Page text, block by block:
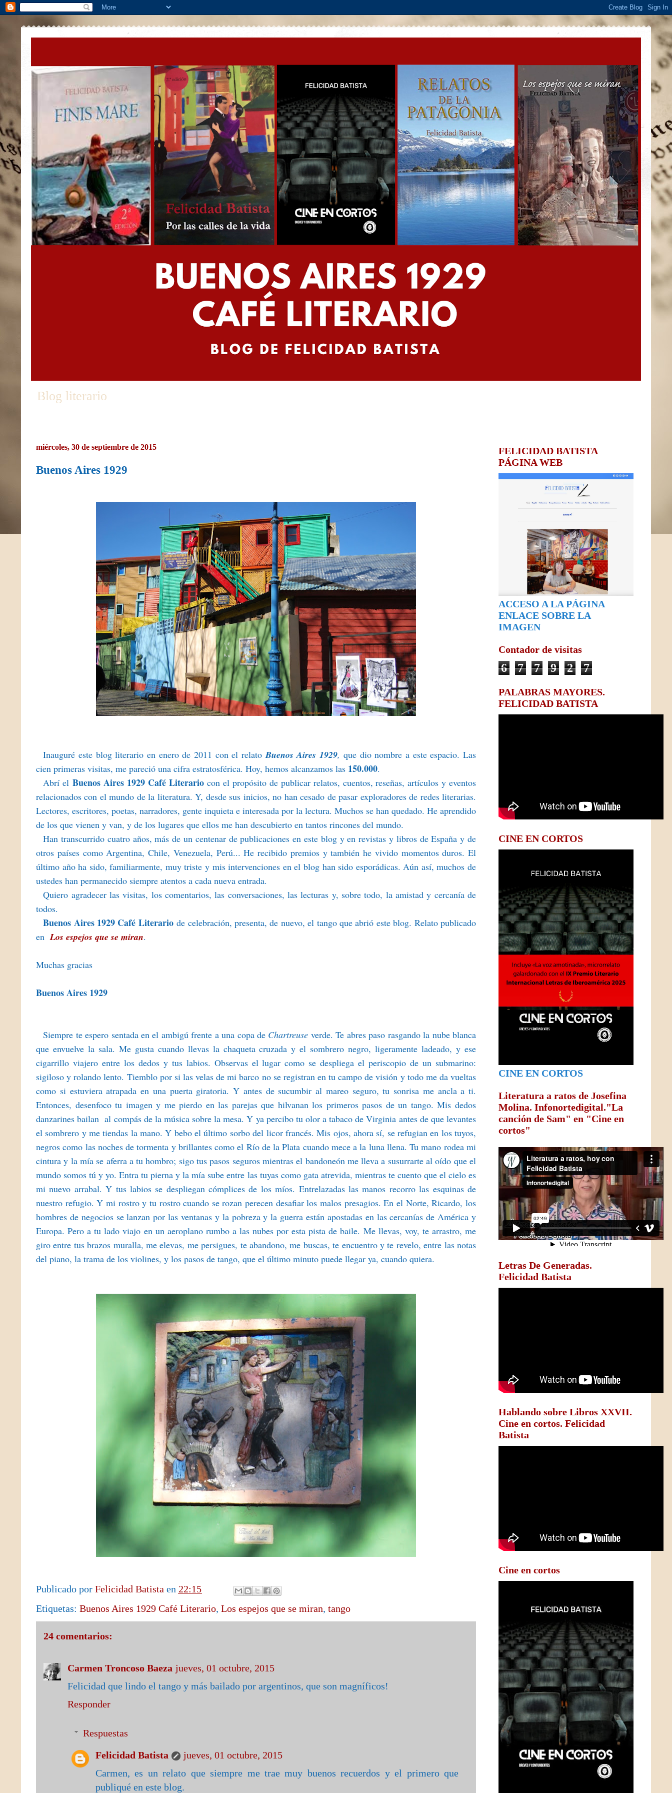
Blog literario
miércoles, 30 de septiembre de 2015
Buenos Aires 1929
Inauguré este blog literario en enero de 2011 con el relatoBuenos Aires 1929, que dio nombre a este espacio. Las
cien primeras visitas, me pareció una cifra estratosférica. Hoy, hemos alcanzamos las 150.000.
Abrí el Buenos Aires 1929 Café Literariocon el propósito de publicar relatos, cuentos, reseñas, artículos y eventos
relacionados con el mundo de la literatura. Y, desde sus inicios, no han cesado de pasar exploradores de redes literarias.
Lectores, escritores, poetas, narradores, gente inquieta e interesada por la lectura. Muchos se han quedado. He aprendido
de los que vienen y van, y de los lugares que ellos me han descubierto en tantos rincones del mundo.
Han transcurrido cuatro años, más de un centenar de publicaciones en este blog y en revistas y libros de España y de
otros países como Argentina, Chile, Venezuela, Perú... He recibido premios y también he vivido momentos duros. El
último año ha sido, familiarmente, muy triste y mis intervenciones en el blog han sido esporádicas. Aún así, muchos de
ustedes han permanecido siempre atentos a cada nueva entrada.
Quiero agradecer las visitas, los comentarios, las conversaciones, las lecturas y, sobre todo, la amistad y cercanía de
todos.
Buenos Aires 1929 Café Literariode celebración, presenta, de nuevo, el tango que abrió este blog. Relato publicado
enLos espejos que se miran.
Muchas gracias
Buenos Aires 1929
Siempre te espero sentada en el ambigú frente a una copa de Chartreuse verde. Te abres paso rasgando la nube blanca
que envuelve la sala. Me gusta cuando llevas la chaqueta cruzada y el sombrero negro, ligeramente ladeado, y ese
cigarrillo viajero entre los dedos y tus labios. Observas el lugar como se despliega el periscopio de un submarino:
sigiloso y rolando lento. Tiemblo por si las velas de mi barco no se registran en tu campo de visión y todo me da vueltas
como si estuviera atrapada en una puerta giratoria. Y antes de sucumbir al mareo seguro, tu sonrisa me ancla a ti.
Entonces, desenfoco tu imagen y me pierdo en las parejas que hilvanan los primeros pasos de un tango. Mis dedos
danzarines bailan al compás de la música sobre la mesa. Y ya percibo tu olor a tabaco de Virginia antes de que levantes
el sombrero y me tiendas la mano. Y bebo el último sorbo del licor francés. Mis ojos, ahora sí, se refugian en los tuyos,
negros como las noches de tormenta y brillantes como el Río de la Plata cuando mece a la luna llena. Tu mano rodea mi
cintura y la mía se aferra a tu hombro; sigo tus pasos seguros mientras el bandoneón me lleva a susurrarte al oído que el
mundo somos tú y yo. Entra tu pierna y la mía sube entre las tuyas como gata atrevida, mientras te cuento que el cielo es
mi nuevo arrabal. Y tus labios se despliegan cómplices de los míos. Entrelazadas las manos recorro las esquinas de
nuestro refugio. Y mi rostro y tu rostro cuando se rozan perecen desafiar los malos presagios. En el Norte, Ricardo, los
hombres de negocios se lanzan por las ventanas y la pobreza y la guerra están apostadas en las cercanías de América y
Europa. Pero a tu lado viajo en un aeroplano rumbo a las nubes por esta pista de baile. Me llevas, voy, te arrastro, me
giro entre tus brazos muralla, me elevas, me persigues, te abandono, me buscas, te encuentro y te revelo, entre las notas
del piano, la trama de los violines, y los pasos de tango, que el último minuto puede llegar ya, cuando quiera.
Publicado por Felicidad Batista en 22:15
Etiquetas: Buenos Aires 1929 Café Literario, Los espejos que se miran, tango
24 comentarios:
Carmen Troncoso Baeza jueves, 01 octubre, 2015
Felicidad que lindo el tango y más bailado por argentinos, que son magníficos!
Responder
Respuestas
Felicidad Batista
jueves, 01 octubre, 2015
Carmen, es un relato que siempre me trae muy buenos recuerdos y el primero que
publiqué en este blog.
FELICIDAD BATISTA
PÁGINA WEB
ACCESO A LA PÁGINA
ENLACE SOBRE LA
IMAGEN
Contador de visitas
6 7 7 9 2 7
PALABRAS MAYORES.
FELICIDAD BATISTA
CINE EN CORTOS
CINE EN CORTOS
Literatura a ratos de Josefina
Molina. Infonortedigital."La
canción de Sam" en "Cine en
cortos"
Letras De Generadas.
Felicidad Batista
Hablando sobre Libros XXVII.
Cine en cortos. Felicidad
Batista
Cine en cortos